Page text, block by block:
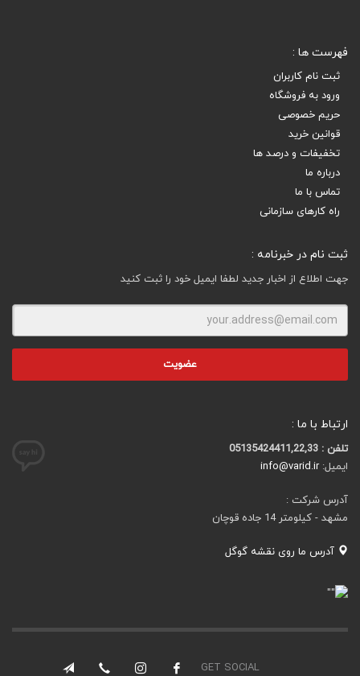
فهرست ها :
ثبت نام کاربران
ورود به فروشگاه
حریم خصوصی
قوانین خرید
تخفیفات و درصد ها
درباره ما
تماس با ما
راه کارهای سازمانی
ثبت نام در خبرنامه :
جهت اطلاع از اخبار جدید لطفا ایمیل خود را ثبت کنید
ارتباط با ما :
تلفن : 05135424411,22,33
ایمیل:info@varid.ir
آدرس شرکت :
مشهد - کیلومتر 14 جاده قوچان
آدرس ما روی نقشه گوگل
GET SOCIAL